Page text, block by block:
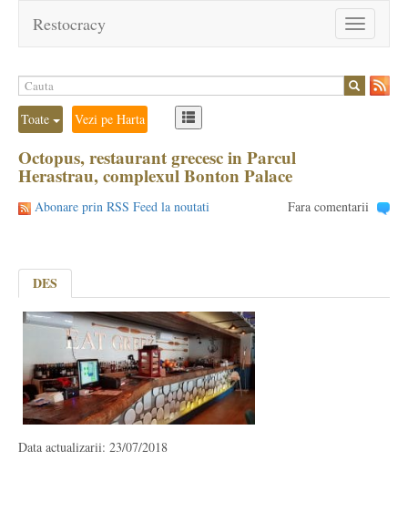
Toggle
navigation
Restocracy
Toate Vezi pe Harta
Octopus, restaurant grecesc in Parcul
Herastrau, complexul Bonton Palace
Abonare prin RSS Feed la noutati Fara comentarii
DES
Data actualizarii: 23/07/2018